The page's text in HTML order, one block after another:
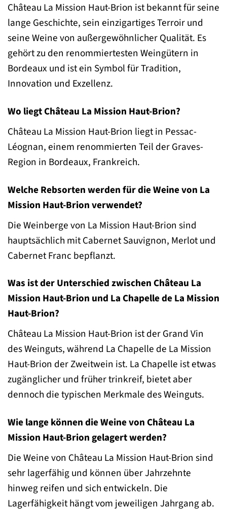
Château La Mission Haut-Brion ist bekannt für seine
lange Geschichte, sein einzigartiges Terroir und
seine Weine von außergewöhnlicher Qualität. Es
gehört zu den renommiertesten Weingütern in
Bordeaux und ist ein Symbol für Tradition,
Innovation und Exzellenz.
Wo liegt Château La Mission Haut-Brion?
Château La Mission Haut-Brion liegt in Pessac-
Léognan, einem renommierten Teil der Graves-
Region in Bordeaux, Frankreich.
Welche Rebsorten werden für die Weine von La
Mission Haut-Brion verwendet?
Die Weinberge von La Mission Haut-Brion sind
hauptsächlich mit Cabernet Sauvignon, Merlot und
Cabernet Franc bepflanzt.
Was ist der Unterschied zwischen Château La
Mission Haut-Brion und La Chapelle de La Mission
Haut-Brion?
Château La Mission Haut-Brion ist der Grand Vin
des Weinguts, während La Chapelle de La Mission
Haut-Brion der Zweitwein ist. La Chapelle ist etwas
zugänglicher und früher trinkreif, bietet aber
dennoch die typischen Merkmale des Weinguts.
Wie lange können die Weine von Château La
Mission Haut-Brion gelagert werden?
Die Weine von Château La Mission Haut-Brion sind
sehr lagerfähig und können über Jahrzehnte
hinweg reifen und sich entwickeln. Die
Lagerfähigkeit hängt vom jeweiligen Jahrgang ab.